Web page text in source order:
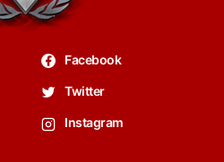
Facebook
Twitter
Instagram